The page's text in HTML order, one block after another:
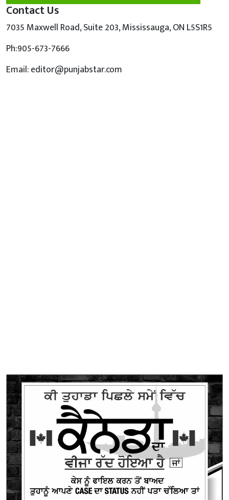
Contact Us
7035 Maxwell Road, Suite 203, Mississauga, ON L5S1R5
Ph:905-673-7666
Email: editor@punjabstar.com